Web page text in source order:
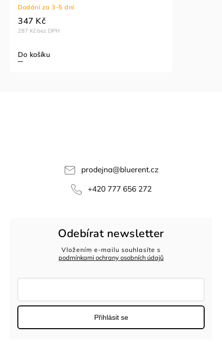
Dodání za 3-5 dní
287 Kč bez DPH
347 Kč
Do košíku
prodejna@bluerent.cz
+420 777 656 272
Odebírat newsletter
Vložením e-mailu souhlasíte s
podmínkami ochrany osobních údajů
Přihlásit se